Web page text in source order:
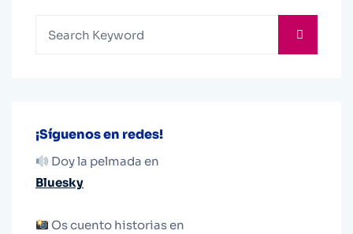
¡Síguenos en redes!
Doy la pelmada en
Bluesky
Os cuento historias en